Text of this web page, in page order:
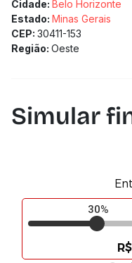
Cidade: Belo Horizonte
Estado: Minas Gerais
CEP: 30411-153
Região: Oeste
Simular